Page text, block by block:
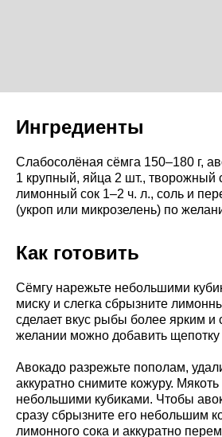
Ингредиенты
Слабосолёная сёмга 150–180 г,
1 крупный, яйца 2 шт., творожный
лимонный сок 1–2 ч. л., соль и
(укроп или микрозелень) по
Как готовить
Сёмгу нарежьте небольшими
миску и слегка сбрызните
сделает вкус рыбы более ярким
желании можно добавить щепотку
Авокадо разрежьте пополам,
аккуратно снимите кожуру.
небольшими кубиками. Чтобы
сразу сбрызните его небольшим
лимонного сока и аккуратно